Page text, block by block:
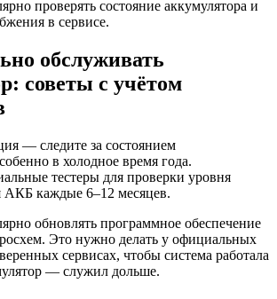
проверять состояние аккумулятора и
в сервисе.
обслуживать
советы с учётом
— следите за состоянием
в холодное время года.
тестеры для проверки уровня
АКБ каждые 6–12 месяцев.
обновлять программное обеспечение
Это нужно делать у официальных
сервисах, чтобы система работала
— служил дольше.